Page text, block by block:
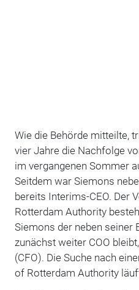
Wie die Behörde mitteilte,
vier Jahre die Nachfolge
im vergangenen Sommer
Seitdem war Siemons
bereits Interims-CEO. Der
Rotterdam Authority
Siemons der neben seiner
zunächst weiter COO
(CFO). Die Suche nach
of Rotterdam Authority